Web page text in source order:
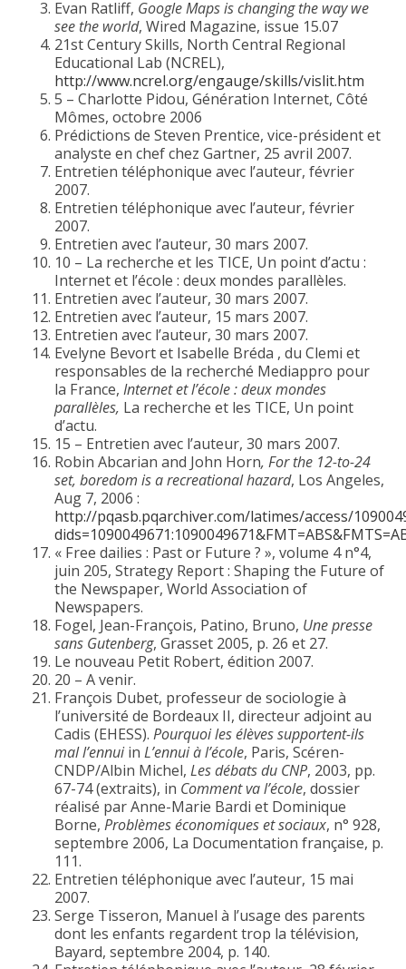
Evan Ratliff, Google Maps is changing the way we
see the world, Wired Magazine, issue 15.07
21st Century Skills, North Central Regional
Educational Lab (NCREL),
http://www.ncrel.org/engauge/skills/vislit.htm
5 – Charlotte Pidou, Génération Internet, Côté
Mômes, octobre 2006
Prédictions de Steven Prentice, vice-président et
analyste en chef chez Gartner, 25 avril 2007.
Entretien téléphonique avec l’auteur, février
2007.
Entretien téléphonique avec l’auteur, février
2007.
Entretien avec l’auteur, 30 mars 2007.
10 – La recherche et les TICE, Un point d’actu :
Internet et l’école : deux mondes parallèles.
Entretien avec l’auteur, 30 mars 2007.
Entretien avec l’auteur, 15 mars 2007.
Entretien avec l’auteur, 30 mars 2007.
Evelyne Bevort et Isabelle Bréda , du Clemi et
responsables de la recherché Mediappro pour
la France, Internet et l’école : deux mondes
parallèles, La recherche et les TICE, Un point
d’actu.
15 – Entretien avec l’auteur, 30 mars 2007.
Robin Abcarian and John Horn, For the 12-to-24
set, boredom is a recreational hazard, Los Angeles,
Aug 7, 2006 :
http://pqasb.pqarchiver.com/latimes/access/
« Free dailies : Past or Future ? », volume 4 n°4,
juin 205, Strategy Report : Shaping the Future of
the Newspaper, World Association of
Newspapers.
Fogel, Jean-François, Patino, Bruno, Une presse
sans Gutenberg, Grasset 2005, p. 26 et 27.
Le nouveau Petit Robert, édition 2007.
20 – A venir.
François Dubet, professeur de sociologie à
l’université de Bordeaux II, directeur adjoint au
Cadis (EHESS). Pourquoi les élèves supportent-ils
mal l’ennuiin L’ennui à l’école, Paris, Scéren-
CNDP/Albin Michel, Les débats du CNP, 2003, pp.
67-74 (extraits), in Comment va l’école, dossier
réalisé par Anne-Marie Bardi et Dominique
Borne, Problèmes économiques et sociaux, n° 928,
septembre 2006, La Documentation française, p.
111.
Entretien téléphonique avec l’auteur, 15 mai
2007.
Serge Tisseron, Manuel à l’usage des parents
dont les enfants regardent trop la télévision,
Bayard, septembre 2004, p. 140.